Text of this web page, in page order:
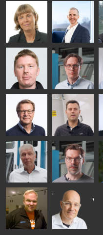
Kalle
Kaijanen
Kuusela
GLASTON
AgnetaS
COMMUNICATIONS
- GLASTON
Robert
Jenks
Mikko
Rantala
Antti
Lehtokannas
Simo
Salminen
GLASTON
FINLAND OY
Flavio
Martinho
Ralf
Wolter
Sakari
Palokangas